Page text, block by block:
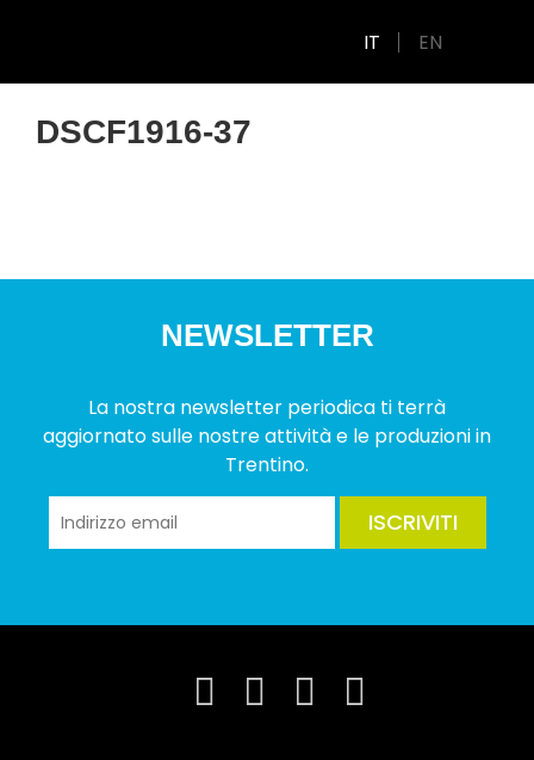
IT EN
DSCF1916-37
NEWSLETTER
La nostra newsletter periodica ti terrà
aggiornato sulle nostre attività e le produzioni in
Trentino.
ISCRIVITI